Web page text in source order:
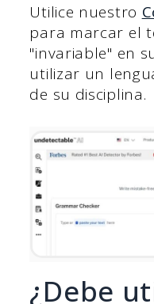
Utilice nuestro
para marcar el
"invariable" en
utilizar un
de su disciplina.
¿Debe